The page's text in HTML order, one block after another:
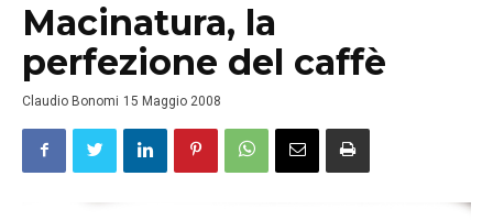
Macinatura, la
perfezione del caffè
Claudio Bonomi 15 Maggio 2008